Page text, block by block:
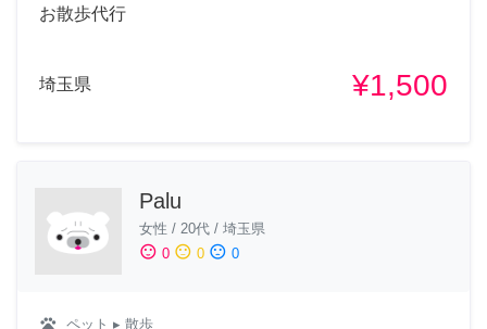
お散歩代行
埼玉県 ¥1,500
Palu
女性 / 20代 / 埼玉県
sentiment_satisfied 0 sentiment_neutral 0 sentiment_dissatisfied 0
pets ペット ▸ 散歩